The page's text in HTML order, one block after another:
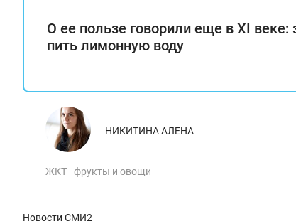
О ее пользе говорили еще в XI веке:
пить лимонную воду
НИКИТИНА АЛЕНА
ЖКТ фрукты и овощи
Новости СМИ2